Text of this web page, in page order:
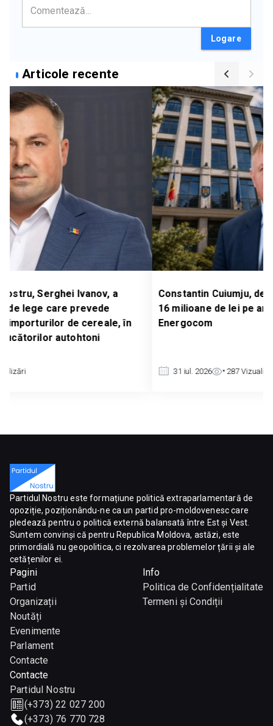
Logare
Articole recente
în
Constantin Cuiumju, deputat Partidul Nostru:
16 milioane de lei pe an pentru chiriile ANRE și
Energocom
Partidul Nostru este formațiune politică extraparlamentară de
opoziție, poziționându-ne ca un partid pro-moldovenesc care
pledează pentru o politică externă balansată între Est și Vest.
Suntem convinși că pentru Republica Moldova, astăzi, este
primordială nu geopolitica, ci rezolvarea problemelor țării și ale
cetățenilor ei.
Pagini
Partid
Organizații
Noutăți
Evenimente
Parlament
Contacte
Info
Politica de Confidențialitate
Termeni și Condiții
Contacte
Partidul Nostru
(+373) 22 027 200
(+373) 76 770 728